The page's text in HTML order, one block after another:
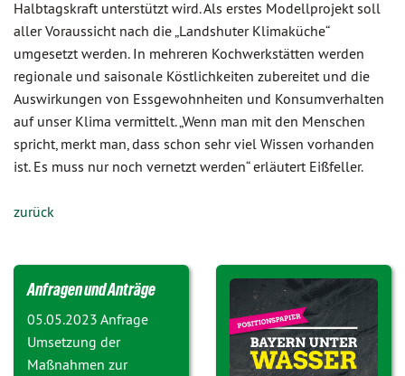
Halbtagskraft unterstützt wird. Als erstes Modellprojekt soll
aller Voraussicht nach die „Landshuter Klimaküche“
umgesetzt werden. In mehreren Kochwerkstätten werden
regionale und saisonale Köstlichkeiten zubereitet und die
Auswirkungen von Essgewohnheiten und Konsumverhalten
auf unser Klima vermittelt. „Wenn man mit den Menschen
spricht, merkt man, dass schon sehr viel Wissen vorhanden
ist. Es muss nur noch vernetzt werden“ erläutert Eißfeller.
zurück
Anfragen und Anträge
05.05.2023 Anfrage
Umsetzung der
Maßnahmen zur